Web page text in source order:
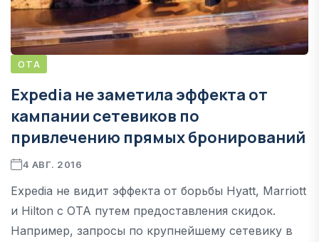
OTA
Expedia не заметила эффекта от
кампании сетевиков по
привлечению прямых бронирований
4 АВГ. 2016
Expedia не видит эффекта от борьбы Hyatt, Marriott
и Hilton с OTA путем предоставления скидок.
Например, запросы по крупнейшему сетевику в